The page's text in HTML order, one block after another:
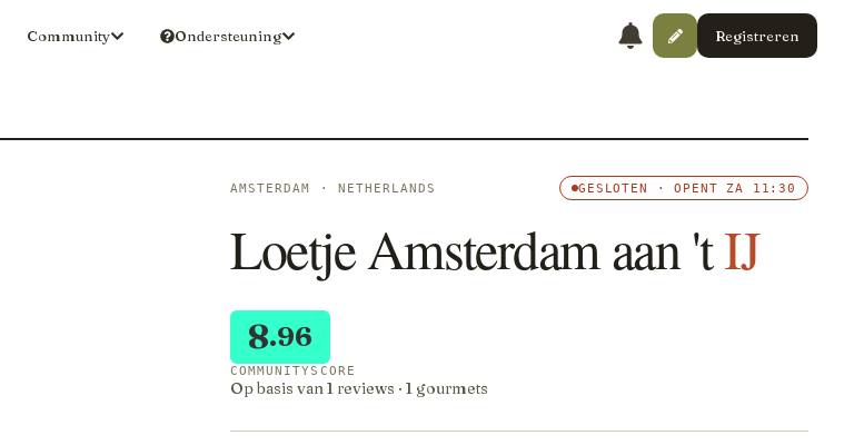
Community Ondersteuning Registreren
AMSTERDAM · NETHERLANDS GESLOTEN · OPENT ZA 11:30
Loetje Amsterdam aan 'tIJ
8.96
COMMUNITYSCORE
Op basis van 1 reviews · 1 gourmets